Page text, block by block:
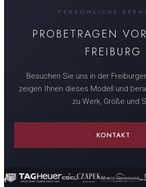
PERSÖNLICHE
PROBETRAGEN
FREIBURG
Besuchen Sie uns in der
zeigen Ihnen dieses Modell und
zu Werk, Größe und
KONTAKT